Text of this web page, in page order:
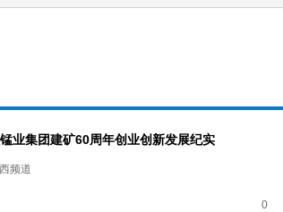
业集团建矿60周年创业创新发展纪实
频道
0